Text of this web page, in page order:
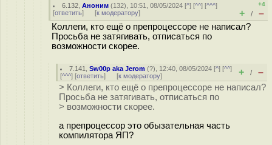
6.132 ,Аноним (132), 10:51, 08/05/2024 [^] [^^] [^^^]
[ответить] [к модератору]
+4
+ / –
Коллеги, кто ещё о препроцессоре не написал?
Просьба не затягивать, отписаться по
возможности скорее.
7.141 ,Sw00p aka Jerom (?), 12:40, 08/05/2024 [^] [^^]
[^^^] [ответить] [к модератору] + / –
> Коллеги, кто ещё о препроцессоре не написал?
Просьба не затягивать, отписаться по
> возможности скорее.
а препроцессор это обызательная часть
компилятора ЯП?